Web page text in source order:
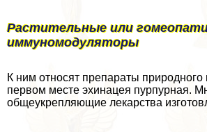
Растительные или
иммуномодуляторы
К ним относят препараты
первом месте эхинацея пурпурная.
общеукрепляющие лекарства